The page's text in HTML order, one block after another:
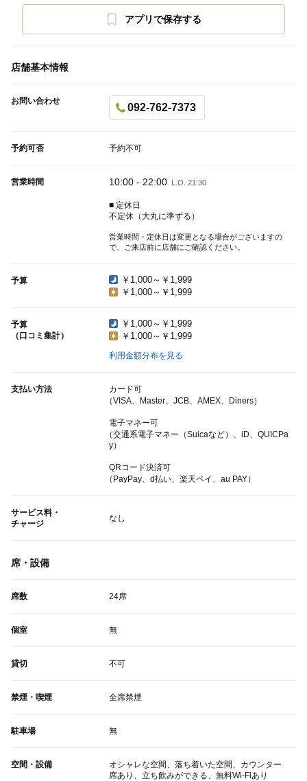
アプリで保存する
店舗基本情報
お問い合わせ
092-762-7373
予約可否 予約不可
営業時間 10:00 - 22:00 L.O. 21:30
■ 定休日
不定休（大丸に準ずる）
営業時間・定休日は変更となる場合がございますの
で、ご来店前に店舗にご確認ください。
予算
￥1,000～￥1,999
￥1,000～￥1,999
予算
（口コミ集計）
￥1,000～￥1,999
￥1,000～￥1,999
利用金額分布を見る
支払い方法
カード可
（VISA、Master、JCB、AMEX、Diners）
電子マネー可
（交通系電子マネー（Suicaなど）、iD、QUICPa
y）
QRコード決済可
（PayPay、d払い、楽天ペイ、au PAY）
サービス料・
チャージ
なし
席・設備
席数 24席
個室 無
貸切 不可
禁煙・喫煙 全席禁煙
駐車場 無
空間・設備
オシャレな空間、落ち着いた空間、カウンター
席あり、立ち飲みができる、無料Wi-Fiあり